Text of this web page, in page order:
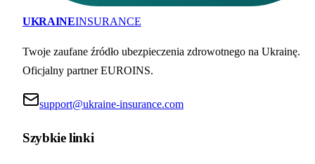
UKRAINEINSURANCE
Twoje zaufane źródło ubezpieczenia zdrowotnego na Ukrainę.
Oficjalny partner EUROINS.
support@ukraine-insurance.com
Szybkie linki